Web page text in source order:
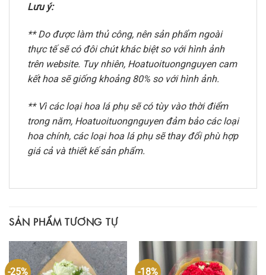
Lưu ý:
** Do được làm thủ công, nên sản phẩm ngoài
thực tế sẽ có đôi chút khác biệt so với hình ảnh
trên website. Tuy nhiên, Hoatuoituongnguyen cam
kết hoa sẽ giống khoảng 80% so với hình ảnh.
** Vì các loại hoa lá phụ sẽ có tùy vào thời điểm
trong năm, Hoatuoituongnguyen đảm bảo các loại
hoa chính, các loại hoa lá phụ sẽ thay đổi phù hợp
giá cả và thiết kế sản phẩm.
SẢN PHẨM TƯƠNG TỰ
-25% -18%